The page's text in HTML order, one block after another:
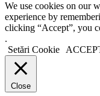
We use cookies on our
experience by
clicking “Accept”, you
.
Setări Cookie
Close